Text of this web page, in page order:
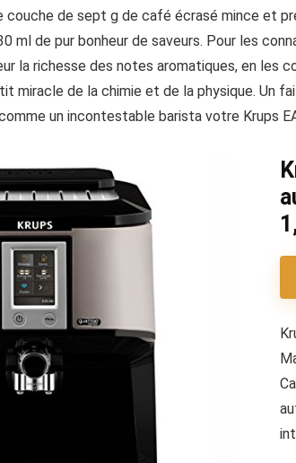
couche de sept g de café écrasé mince et
ml de pur bonheur de saveurs. Pour les
la richesse des notes aromatiques, en les
miracle de la chimie et de la physique. Un
un incontestable barista votre Krups